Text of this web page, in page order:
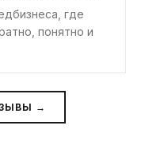
где
понятно и
→